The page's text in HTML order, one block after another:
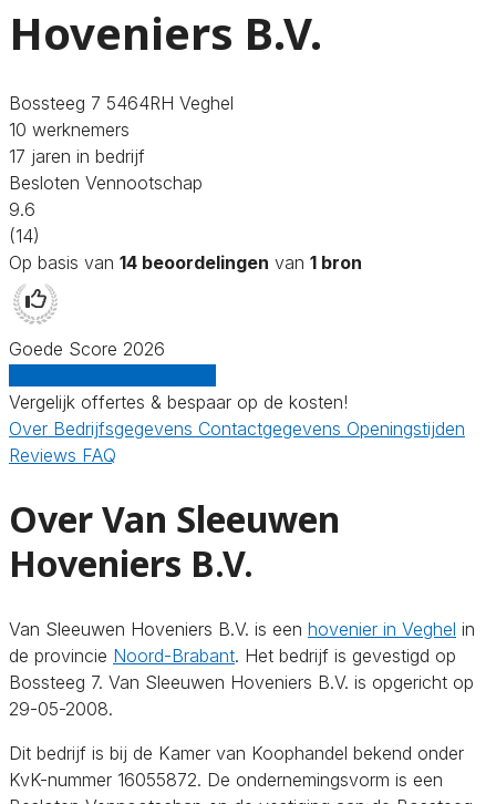
Hoveniers B.V.
Bossteeg 7 5464RH Veghel
10 werknemers
17 jaren in bedrijf
Besloten Vennootschap
9.6
(14)
Op basis van 14 beoordelingen van 1 bron
Goede Score 2026
Vergelijk offertes & bespaar op de kosten!
Over Bedrijfsgegevens Contactgegevens Openingstijden
Reviews FAQ
Over Van Sleeuwen
Hoveniers B.V.
Van Sleeuwen Hoveniers B.V. is een hovenier in Veghel in
de provincie Noord-Brabant. Het bedrijf is gevestigd op
Bossteeg 7. Van Sleeuwen Hoveniers B.V. is opgericht op
29-05-2008.
Dit bedrijf is bij de Kamer van Koophandel bekend onder
KvK-nummer 16055872. De ondernemingsvorm is een